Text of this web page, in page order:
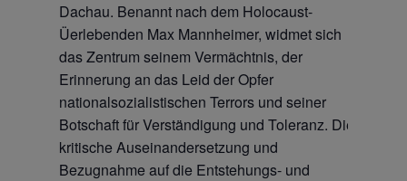
Dachau. Benannt nach dem Holocaust-
Üerlebenden Max Mannheimer, widmet sich
das Zentrum seinem Vermächtnis, der
Erinnerung an das Leid der Opfer
nationalsozialistischen Terrors und seiner
Botschaft für Verständigung und Toleranz. Die
kritische Auseinandersetzung und
Bezugnahme auf die Entstehungs- und